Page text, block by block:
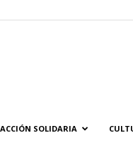
ACCIÓN SOLIDARIA